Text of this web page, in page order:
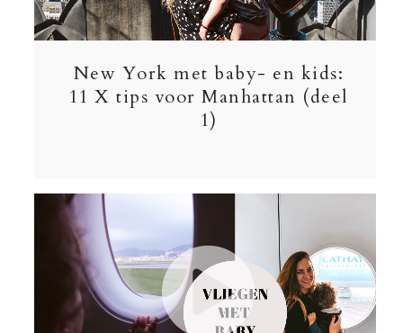
New York met baby- en kids:
11 X tips voor Manhattan (deel
1)